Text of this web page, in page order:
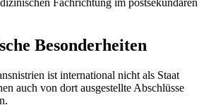
Fachrichtung im postsekundären
Besonderheiten
ist international nicht als Staat
auch von dort ausgestellte Abschlüsse